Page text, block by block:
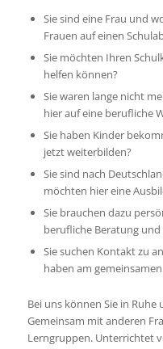
Sie sind eine Frau und
Frauen auf einen
Sie möchten Ihren
helfen können?
Sie waren lange nicht
hier auf eine berufliche
Sie haben Kinder
jetzt weiterbilden?
Sie sind nach
möchten hier eine
Sie brauchen dazu
berufliche Beratung
Sie suchen Kontakt zu
haben am
Bei uns können Sie in
Gemeinsam mit anderen
Lerngruppen. Unterrichtet